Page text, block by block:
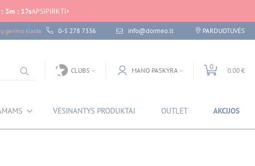
: 3m : 17sAPSIPIRKTI
gavimo klaida 0-5 278 7336 info@dormeo.lt PARDUOTUVĖS
CLUB5 MANO PASKYRA 0 0.00 €
VĖSINANTYS PRODUKTAI OUTLET AKCIJOS